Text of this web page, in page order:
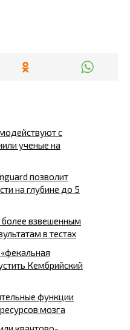
с
ученые на
позволит
на глубине до 5
более взвешенным
в тестах
Кембрийский
функции
мозга